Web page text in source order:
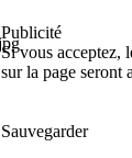
Publicité
Si vous acceptez,
sur la page seront
Sauvegarder